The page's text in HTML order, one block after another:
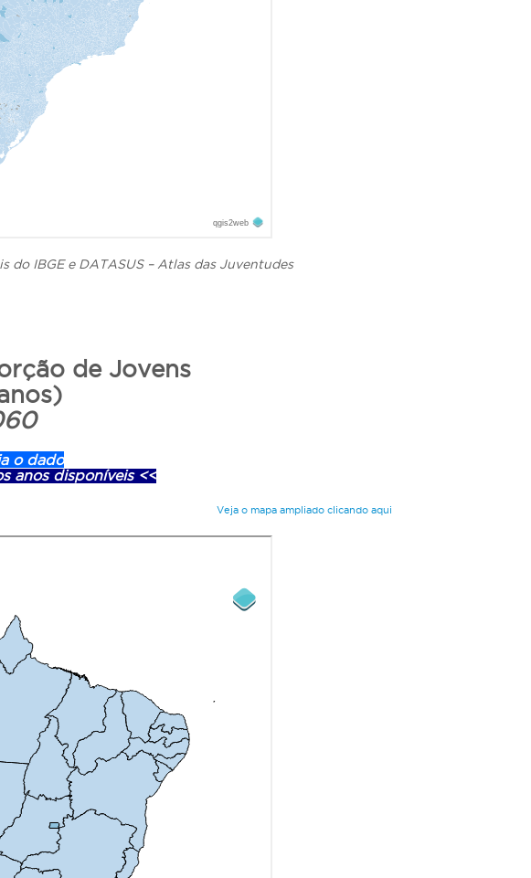
IBGE e DATASUS – Atlas das Juventudes
de Jovens
o dado
anos disponíveis <<
Veja o mapa ampliado clicando aqui